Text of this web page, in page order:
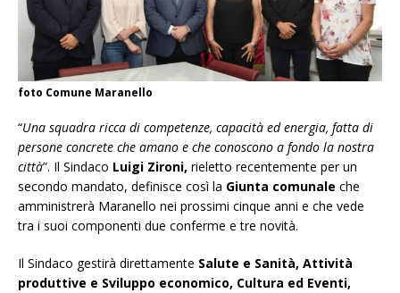
foto Comune Maranello
“Una squadra ricca di competenze, capacità ed energia, fatta di
persone concrete che amano e che conoscono a fondo la nostra
città”. Il Sindaco Luigi Zironi, rieletto recentemente per un
secondo mandato, definisce così la Giunta comunale che
amministrerà Maranello nei prossimi cinque anni e che vede
tra i suoi componenti due conferme e tre novità.
Il Sindaco gestirà direttamente Salute e Sanità, Attività
produttive e Sviluppo economico, Cultura ed Eventi,